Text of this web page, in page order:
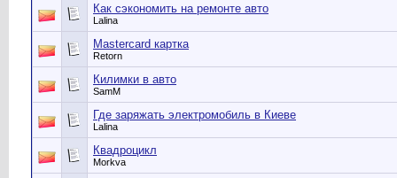
Как сэкономить на ремонте авто
Lalina
Mastercard картка
Retorn
Килимки в авто
SamM
Где заряжать электромобиль в Киеве
Lalina
Квадроцикл
Morkva